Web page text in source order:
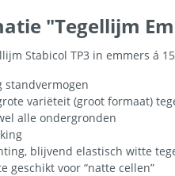
"Tegellijm
Stabicol TP3 in emmers á
standvermogen
variëteit (groot formaat)
alle ondergronden
blijvend elastisch witte
geschikt voor “natte cellen”